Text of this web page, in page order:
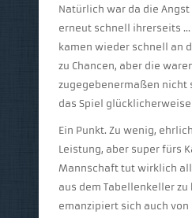
Natürlich war da die Angst
erneut schnell ihrerseits …
kamen wieder schnell an
zu Chancen, aber die
zugegebenermaßen nicht
das Spiel glücklicherweise
Ein Punkt. Zu wenig,
Leistung, aber super fürs
Mannschaft tut wirklich
aus dem Tabellenkeller zu
emanzipiert sich auch